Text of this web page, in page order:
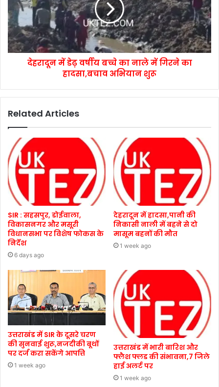
देहरादून में डेढ़ वर्षीय बच्चे का नाले में गिरने का
हादसा,बचाव अभियान शुरू
Related Articles
SIR : सहसपुर, डोईवाला,
विकासनगर और मसूरी
विधानसभा पर विशेष फोकस के
निर्देश
6 days ago
देहरादून में हादसा,पानी की
निकासी नाली में बहने से दो
मासूम बहनों की मौत
1 week ago
उत्तराखंड में SIR के दूसरे चरण
की सुनवाई शुरू,नजदीकी बूथों
पर दर्ज करा सकेंगे आपत्ति
1 week ago
उत्तराखंड में भारी बारिश और
फ्लैश फ्लड की संभावना,7 जिले
हाई अलर्ट पर
1 week ago